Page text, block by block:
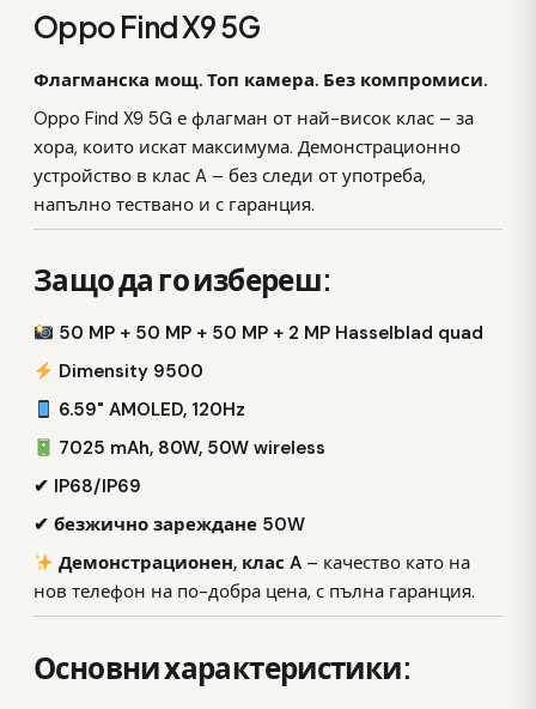
Oppo Find X9 5G
Флагманска мощ. Топ камера. Без компромиси.
Oppo Find X9 5G е флагман от най-висок клас – за
хора, които искат максимума. Демонстрационно
устройство в клас A – без следи от употреба,
напълно тествано и с гаранция.
Защо да го избереш:
50 MP + 50 MP + 50 MP + 2 MP Hasselblad quad
Dimensity 9500
6.59" AMOLED, 120Hz
7025 mAh, 80W, 50W wireless
✔ IP68/IP69
✔ безжично зареждане 50W
Демонстрационен, клас A – качество като на
нов телефон на по-добра цена, с пълна гаранция.
Основни характеристики: